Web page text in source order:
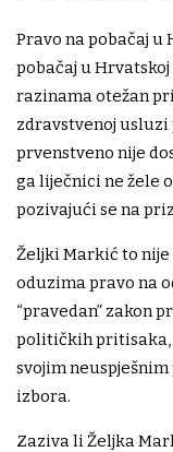
Pravo na pobačaj u
pobačaj u
razinama otežan
zdravstvenoj
prvenstveno nije
ga liječnici ne žele
pozivajući se na
Željki Markić to nije
oduzima pravo na
“pravedan” zakon
političkih pritisaka,
svojim
izbora.
Zaziva li Željka